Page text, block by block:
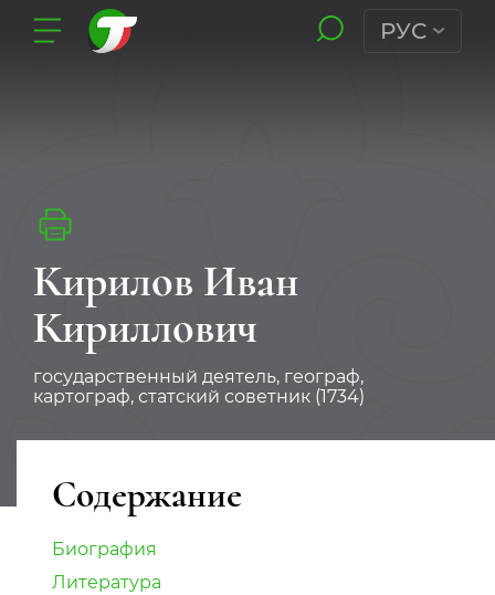
РУС
Кирилов Иван
Кириллович
государственный деятель, географ,
картограф, статский советник (1734)
Содержание
Биография
Литература